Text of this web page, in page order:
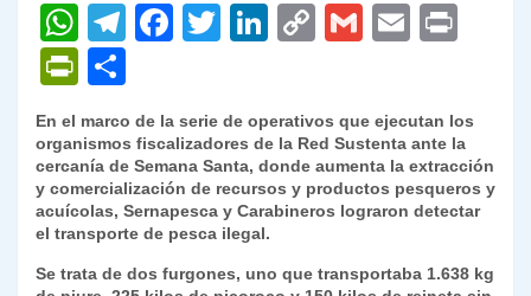
W
h
at
s
A
p
p
T
gr
a
m
F
e
b
o
o
T
er
Li
e
dI
n
C
y
Li
n
G
l
E
l
P
nt
Fr
ie
n
o
m
p
ar
tir
En el marco de la serie de operativos que ejecutan los
organismos fiscalizadores de la Red Sustenta ante la
cercanía de Semana Santa, donde aumenta la extracción
y comercialización de recursos y productos pesqueros y
acuícolas, Sernapesca y Carabineros lograron detectar
el transporte de pesca ilegal.
Se trata de dos furgones, uno que transportaba 1.638 kg